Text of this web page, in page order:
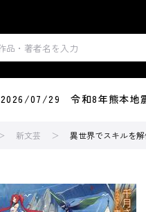
2026/07/29 令和8年熊本地
新文芸 異世界でスキルを